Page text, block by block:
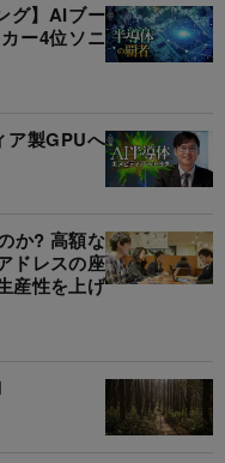
グ】AIブー
ー4位ソニ
ア製GPUへ
か? 高額な
ドレスの座
産性を上げ